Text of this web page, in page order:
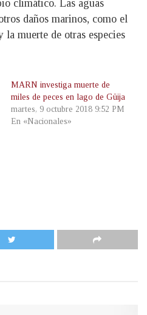
climático. Las aguas
daños marinos, como el
muerte de otras especies
MARN investiga muerte de
miles de peces en lago de Güija
martes, 9 octubre 2018 9:52 PM
En «Nacionales»